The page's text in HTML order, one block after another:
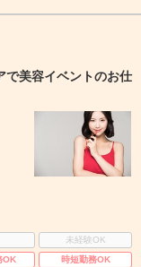
で美容イベントのお仕
未経験OK
OK
時短勤務OK